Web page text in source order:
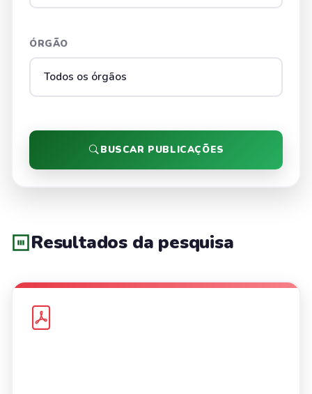
ÓRGÃO
BUSCAR PUBLICAÇÕES
Resultados da pesquisa